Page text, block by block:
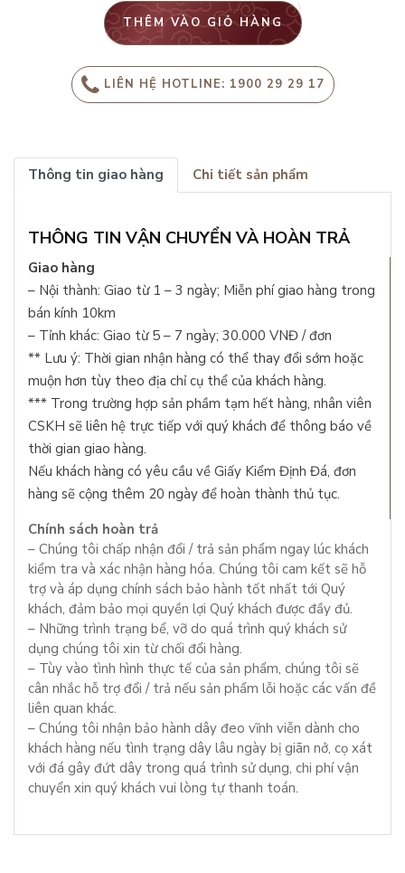
THÊM VÀO GIỎ HÀNG
LIÊN HỆ HOTLINE: 1900 29 29 17
Thông tin giao hàng Chi tiết sản phẩm
THÔNG TIN VẬN CHUYỂN VÀ HOÀN TRẢ
Giao hàng
– Nội thành: Giao từ 1 – 3 ngày; Miễn phí giao hàng trong
bán kính 10km
– Tỉnh khác: Giao từ 5 – 7 ngày; 30.000 VNĐ / đơn
** Lưu ý: Thời gian nhận hàng có thể thay đổi sớm hoặc
muộn hơn tùy theo địa chỉ cụ thể của khách hàng.
*** Trong trường hợp sản phầm tạm hết hàng, nhân viên
CSKH sẽ liên hệ trực tiếp với quý khách để thông báo về
thời gian giao hàng.
Nếu khách hàng có yêu cầu về Giấy Kiểm Định Đá, đơn
hàng sẽ cộng thêm 20 ngày để hoàn thành thủ tục.
Chính sách hoàn trả
– Chúng tôi chấp nhận đổi / trả sản phẩm ngay lúc khách
kiểm tra và xác nhận hàng hóa. Chúng tôi cam kết sẽ hỗ
trợ và áp dụng chính sách bảo hành tốt nhất tới Quý
khách, đảm bảo mọi quyền lợi Quý khách được đầy đủ.
– Những trình trạng bể, vỡ do quá trình quý khách sử
dụng chúng tôi xin từ chối đổi hàng.
– Tùy vào tình hình thực tế của sản phẩm, chúng tôi sẽ
cân nhắc hỗ trợ đổi / trả nếu sản phẩm lỗi hoặc các vấn đề
liên quan khác.
– Chúng tôi nhận bảo hành dây đeo vĩnh viễn dành cho
khách hàng nếu tình trạng dây lâu ngày bị giãn nở, cọ xát
với đá gây đứt dây trong quá trình sử dụng, chi phí vận
chuyển xin quý khách vui lòng tự thanh toán.